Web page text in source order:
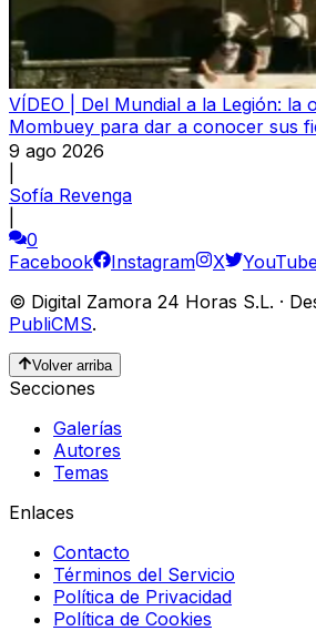
VÍDEO | Del Mundial a la Legión: la
Mombuey para dar a conocer sus
9 ago 2026
Sofía Revenga
0
Facebook
Instagram X
© Digital Zamora 24 Horas S.L. ·
PubliCMS.
Volver arriba
Secciones
Galerías
Autores
Temas
Enlaces
Contacto
Términos del Servicio
Política de Privacidad
Política de Cookies